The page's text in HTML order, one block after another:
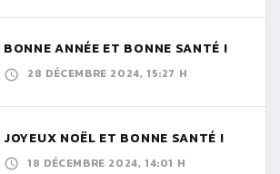
BONNE ANNÉE ET BONNE SANTÉ !
28 DÉCEMBRE 2024, 15:27 H
JOYEUX NOËL ET BONNE SANTÉ !
18 DÉCEMBRE 2024, 14:01 H